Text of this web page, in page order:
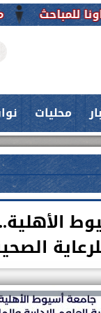
ميزانية 16 مليون جنيه لتطوير حديقة ناصر بأبوتيج.. نقلة حضارية تحافظ على تاريخها
محليات
حدث بمستشفيات جامعة اسيوط....
فريق طبي بقسم الأنف والأذن